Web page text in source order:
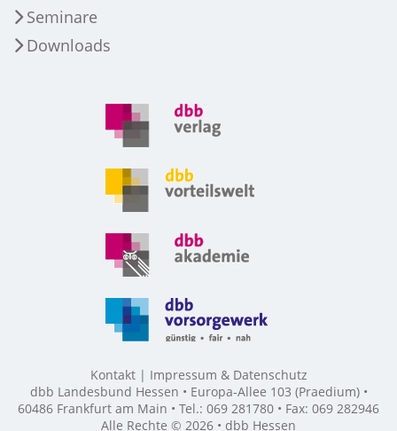
Seminare
Downloads
Kontakt
Impressum & Datenschutz
dbb Landesbund Hessen • Europa-Allee 103 (Praedium) •
60486 Frankfurt am Main • Tel.: 069 281780 • Fax: 069 282946
Alle Rechte © 2026 • dbb Hessen